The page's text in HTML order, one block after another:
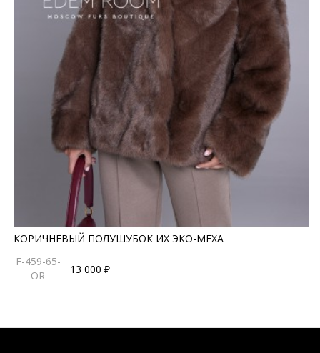
КОРИЧНЕВЫЙ ПОЛУШУБОК ИХ ЭКО-МЕХА
F-459-65-
OR
13 000 ₽